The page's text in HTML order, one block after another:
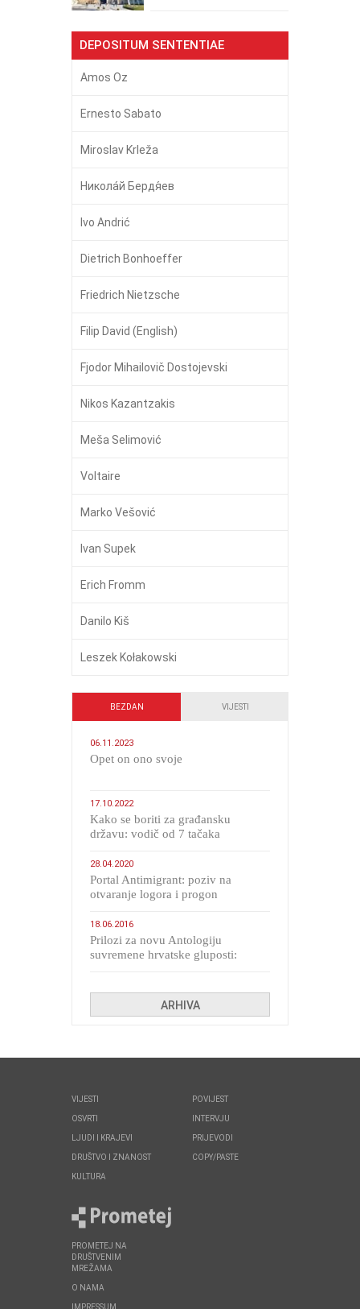
DEPOSITUM SENTENTIAE
Amos Oz
Ernesto Sabato
Miroslav Krleža
Никола́й Бердя́ев
Ivo Andrić
Dietrich Bonhoeffer
Friedrich Nietzsche
Filip David (English)
Fjodor Mihailovič Dostojevski
Nikos Kazantzakis
Meša Selimović
Voltaire
Marko Vešović
Ivan Supek
Erich Fromm
Danilo Kiš
Leszek Kołakowski
BEZDAN VIJESTI
06.11.2023
​Opet on ono svoje
17.10.2022
Kako se boriti za građansku
državu: vodič od 7 tačaka
28.04.2020
Portal Antimigrant: poziv na
otvaranje logora i progon
18.06.2016
Prilozi za novu Antologiju
suvremene hrvatske gluposti:
ARHIVA
VIJESTI
OSVRTI
LJUDI I KRAJEVI
DRUŠTVO I ZNANOST
KULTURA
POVIJEST
INTERVJU
PRIJEVODI
COPY/PASTE
PROMETEJ NA
DRUŠTVENIM
MREŽAMA
O NAMA
IMPRESSUM